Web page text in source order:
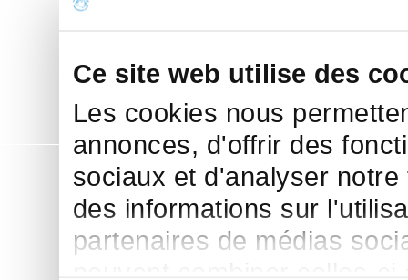
Ce site web utilise des
Les cookies nous
annonces, d'offrir des
sociaux et d'analyser
des informations sur
partenaires de médias